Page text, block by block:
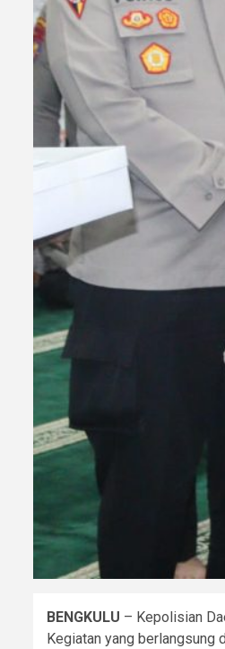
BENGKULU – Kepolisian
Kegiatan yang berlangsung